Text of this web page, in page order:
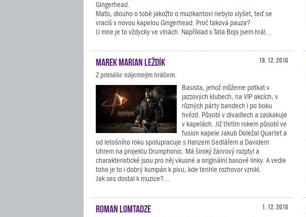
Gingerhead.
Maťo, dlouho o tobě jakožto o muzikantovi nebylo slyšet, teď se
vracíš s novou kapelou Gingerhead. Proč taková pauza?
U mne je to vždycky ve vlnách. Například s Tata Bojs jsem hrál...
19. 12. 2016
Marek Marian Leždík
Z primáše nájemným hráčem.
Basista, jehož můžeme potkat v
jazzových klubech, na VIP akcích, v
různých párty bandech i po boku
hvězd. Působí v divadlech a zaskakuje
v kapelách. Již třetím rokem působí ve
fusion kapele Jakub Doležal Quartet a
od letošního roku spolupracuje s Hanzem Sedlářem a Davidem
Uhrem na projektu Drumphonic. Má široký žánrový rozptyl a
charakteristické jsou pro něj vkusné a originální basové linky. A vedle
toho je to i dobrý kumpán k pivu, kde tenhle rozhovor vznikl.
Jak ses dostal k muzice?...
1. 12. 2016
Roman Lomtadze